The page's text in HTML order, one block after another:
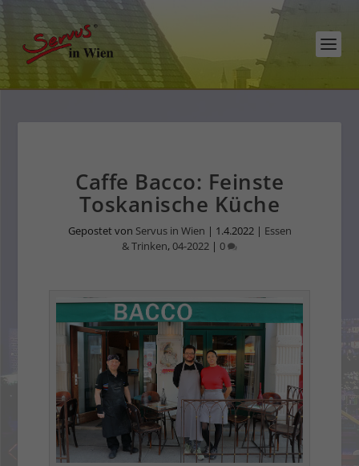
Caffe Bacco: Feinste
Toskanische Küche
Gepostet von Servus in Wien | 1.4.2022| Essen
& Trinken,04-2022 | 0